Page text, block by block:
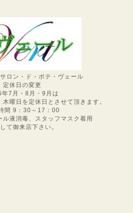
ロン・ド・ボテ・ヴェール
定休日の変更
7月・8月・9月は
曜日を定休日とさせて頂きます。
間 9：30～17：00
ル液消毒、スタッフマスク着用
て御来店下さい。